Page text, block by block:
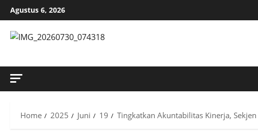
Skip
to
content
Agustus 6, 2026
Home 2025 Juni 19 Tingkatkan Akuntabilitas Kinerja,